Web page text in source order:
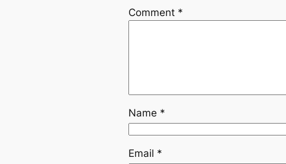
Comment *
Name *
Email *